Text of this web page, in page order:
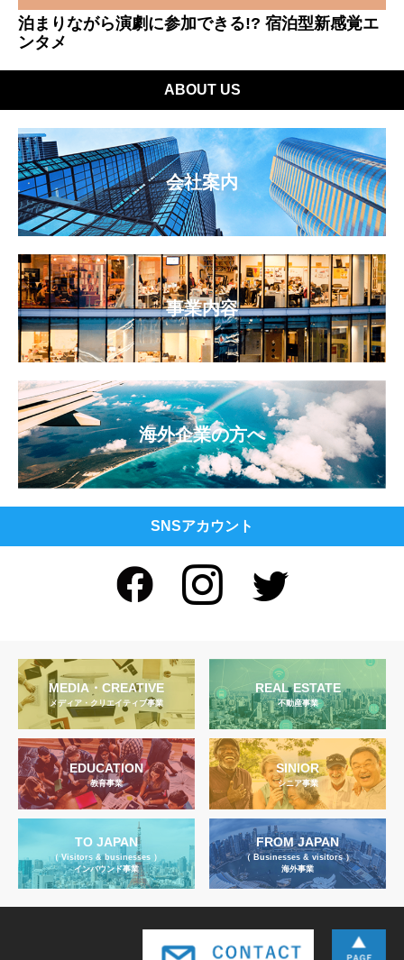
泊まりながら演劇に参加できる!? 宿泊型新感覚エ
ンタメ
ABOUT US
会社案内
事業内容
海外企業の方へ
SNSアカウント
MEDIA・CREATIVE
メディア・クリエイティブ事業
REAL ESTATE
不動産事業
EDUCATION
教育事業
SINIOR
シニア事業
TO JAPAN
（ Visitors & businesses ）
インバウンド事業
FROM JAPAN
（ Businesses & visitors ）
海外事業